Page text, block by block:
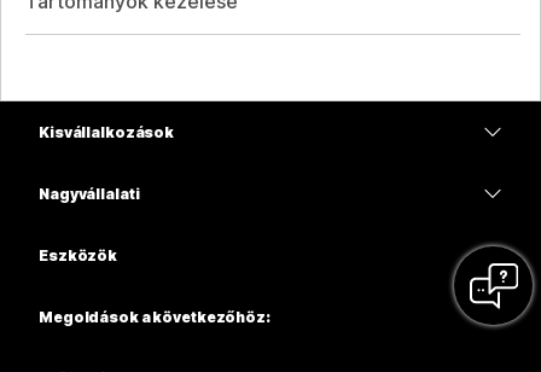
Kisvállalkozások
Calling
Nagyvállalati
Eszközök
Megoldások a következőhöz: